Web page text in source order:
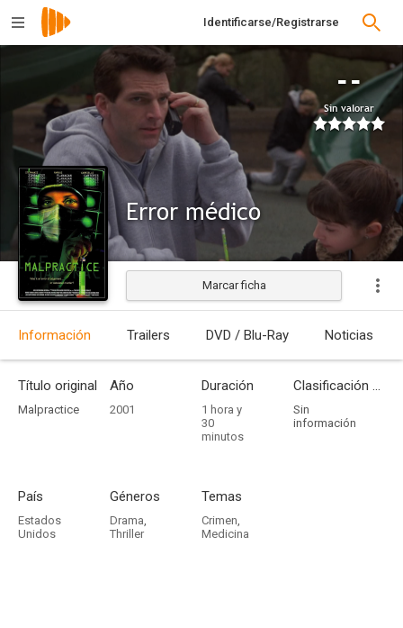
Identificarse/Registrarse
--
Sin valorar
Error médico
Estrenada
Marcar ficha
Información Trailers DVD / Blu-Ray Noticias
Título original
Malpractice
Año
2001
Duración
1 hora y
30
minutos
Clasificación por edades
Sin
información
País
Estados
Unidos
Géneros
Drama,
Thriller
Temas
Crimen,
Medicina